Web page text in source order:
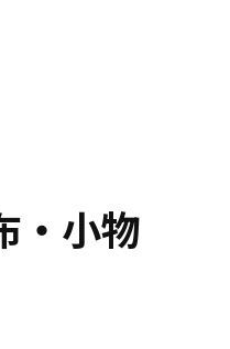
・小物